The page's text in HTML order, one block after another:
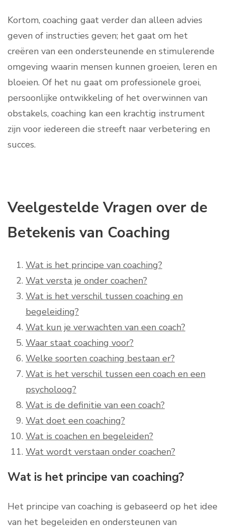
Kortom, coaching gaat verder dan alleen advies
geven of instructies geven; het gaat om het
creëren van een ondersteunende en stimulerende
omgeving waarin mensen kunnen groeien, leren en
bloeien. Of het nu gaat om professionele groei,
persoonlijke ontwikkeling of het overwinnen van
obstakels, coaching kan een krachtig instrument
zijn voor iedereen die streeft naar verbetering en
succes.
Veelgestelde Vragen over de
Betekenis van Coaching
Wat is het principe van coaching?
Wat versta je onder coachen?
Wat is het verschil tussen coaching en
begeleiding?
Wat kun je verwachten van een coach?
Waar staat coaching voor?
Welke soorten coaching bestaan er?
Wat is het verschil tussen een coach en een
psycholoog?
Wat is de definitie van een coach?
Wat doet een coaching?
Wat is coachen en begeleiden?
Wat wordt verstaan onder coachen?
Wat is het principe van coaching?
Het principe van coaching is gebaseerd op het idee
van het begeleiden en ondersteunen van